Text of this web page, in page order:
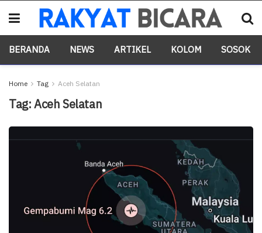
BERANDA NEWS ARTIKEL KOLOM SOSOK
Home Tag Aceh Selatan
Tag:Aceh Selatan